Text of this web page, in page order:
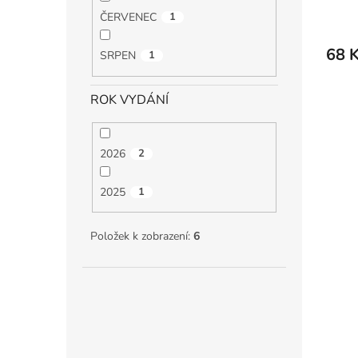
ČERVENEC 1
SRPEN 1
ROK VYDÁNÍ
2026 2
2025 1
Položek k zobrazení: 6
68